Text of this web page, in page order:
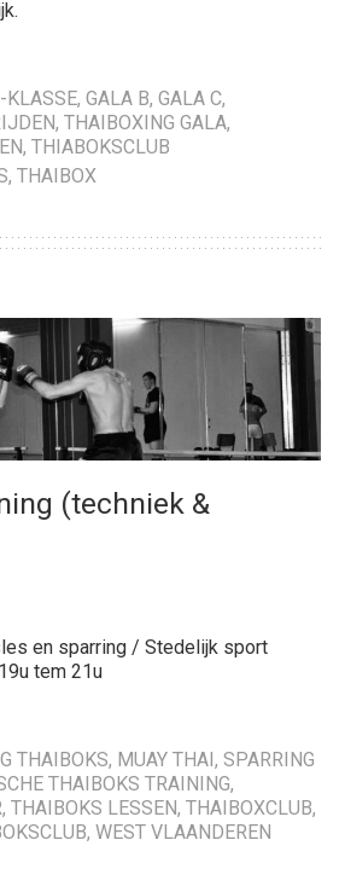
KLASSE, GALA B, GALA C,
, THAIBOXING GALA,
, THIABOKSCLUB
, THAIBOX
(techniek &
en sparring / Stedelijk sport
tem 21u
THAIBOKS, MUAY THAI, SPARRING
THAIBOKS TRAINING,
, THAIBOKS LESSEN, THAIBOXCLUB,
, WEST VLAANDEREN